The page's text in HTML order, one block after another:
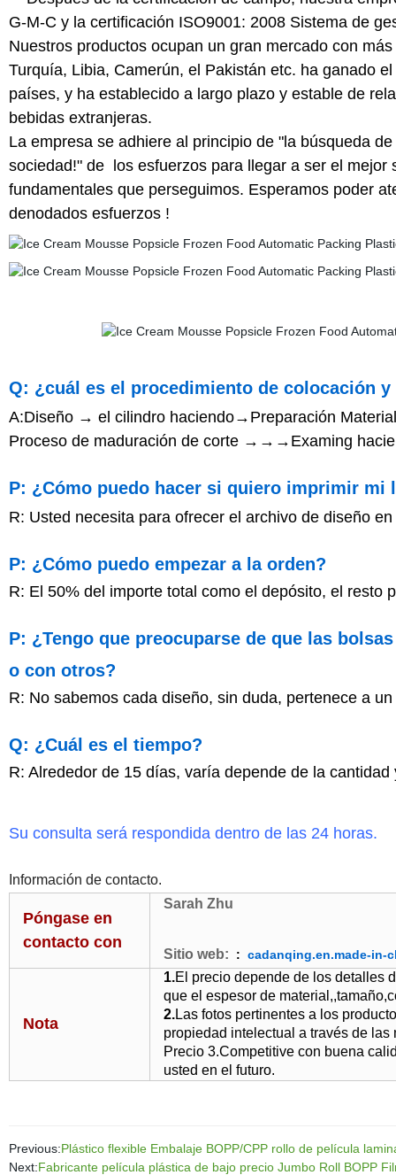
G-M-C y la certificación ISO9001: 2008 Sistema de
Nuestros productos ocupan un gran mercado con
Turquía, Libia, Camerún, el Pakistán etc. ha ganado
países, y ha establecido a largo plazo y estable de
bebidas extranjeras.
La empresa se adhiere al principio de "la búsqueda
sociedad!" de los esfuerzos para llegar a ser el
fundamentales que perseguimos. Esperamos poder
denodados esfuerzos !
Q: ¿cuál es el procedimiento de colocación y
A:Diseño → el cilindro haciendo→Preparación
Proceso de maduración de corte →→→Examing
P: ¿Cómo puedo hacer si quiero imprimir mi
R: Usted necesita para ofrecer el archivo de diseño
P: ¿Cómo puedo empezar a la orden?
R: El 50% del importe total como el depósito, el resto
P: ¿Tengo que preocuparse de que las
o con otros?
R: No sabemos cada diseño, sin duda, pertenece a
Q: ¿Cuál es el tiempo?
R: Alrededor de 15 días, varía depende de la cantidad
Su consulta será respondida dentro de las 24 horas.
Información de contacto.
Póngase en
contacto con
Sarah Zhu
Sitio web: : cadanqing.en.made-in-
Nota
1.El precio depende de los detalles
que el espesor de material,,
2.Las fotos pertinentes a los
propiedad intelectual a través de
Precio 3.Competitive con buena
usted en el futuro.
Previous:Plástico flexible Embalaje BOPP/CPP rollo de película
Next:Fabricante película plástica de bajo precio Jumbo Roll BOPP